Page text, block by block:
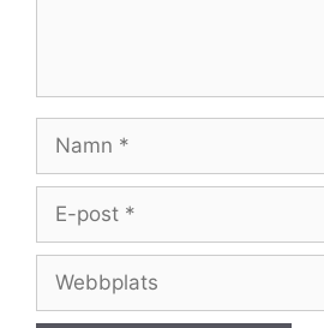
post